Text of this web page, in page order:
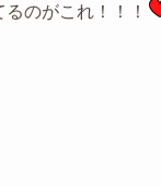
のがこれ！！！